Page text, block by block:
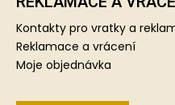
Kontakty pro vratky a
Reklamace a vrácení
Moje objednávka